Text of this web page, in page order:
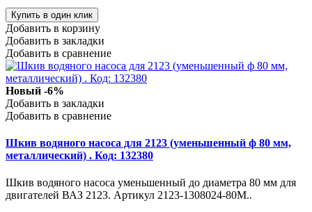
Купить в один клик
Добавить в корзину
Добавить в закладки
Добавить в сравнение
Новый -6%
Добавить в закладки
Добавить в сравнение
Шкив водяного насоса для 2123 (уменьшенный ф 80 мм,
металлический) . Код: 132380
Шкив водяного насоса уменьшенный до диаметра 80 мм для
двигателей ВАЗ 2123. Артикул 2123-1308024-80М..